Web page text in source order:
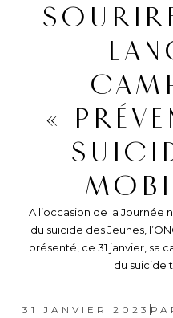
«
A l’occasion de la Journée
du suicide des Jeunes,
présenté, ce 31 janvier, sa
du suicide
31 JANVIER 2023